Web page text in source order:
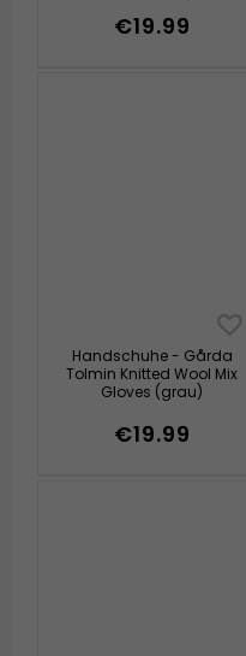
€19.99
Handschuhe - Gårda
Tolmin Knitted Wool Mix
Gloves (grau)
€19.99